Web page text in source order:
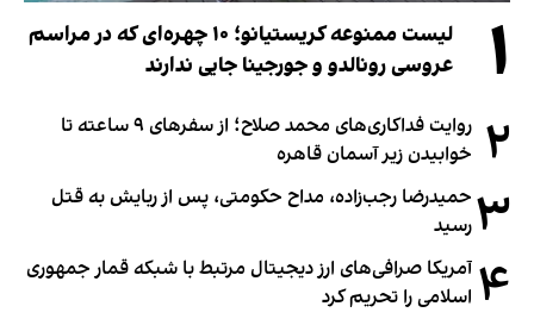
۱
لیست ممنوعه کریستیانو؛ ۱۰ چهره‌ای که در مراسم
عروسی رونالدو و جورجینا جایی ندارند
۲
روایت فداکاری‌های محمد صلاح؛ از سفرهای ۹ ساعته تا
خوابیدن زیر آسمان قاهره
۳ حمیدرضا رجب‌زاده، مداح حکومتی، پس از ربایش به قتل
رسید
۴ آمریکا صرافی‌های ارز دیجیتال مرتبط با شبکه قمار جمهوری
اسلامی را تحریم کرد